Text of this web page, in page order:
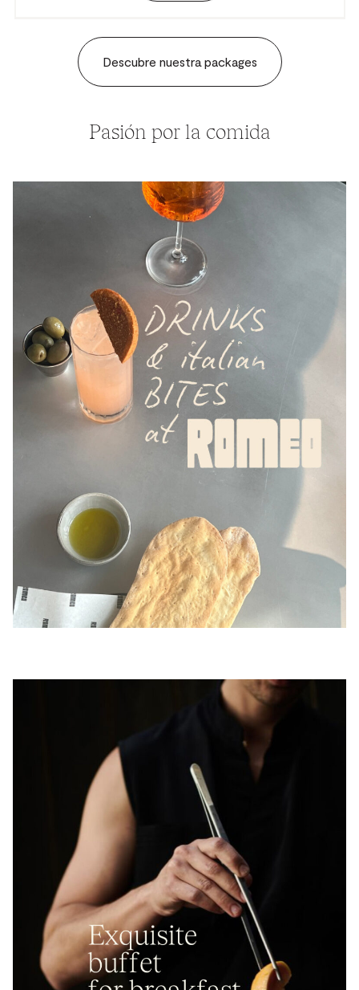
Descubre nuestra packages
Pasión por la comida